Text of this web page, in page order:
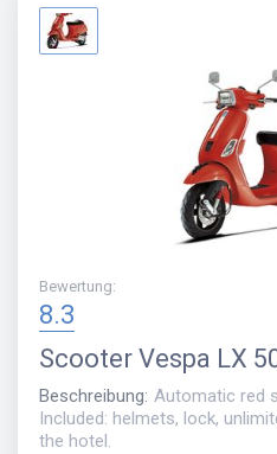
Bewertung:
8.3
Scooter Vespa LX
Beschreibung: Automatic red
Included: helmets, lock,
the hotel.